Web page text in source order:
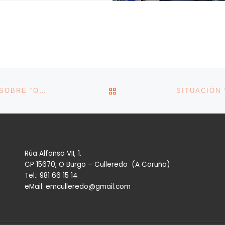
‘AFUNDACIÓN EN CASA’ PROGRAMA UNHA CHARLA SOBRE “OPORTUNIDADES” TRAS A CRISE DO CORONAVIRUS BACK TO POST LIST
Rúa Alfonso VII, 1.
CP 15670, O Burgo – Culleredo (A Coruña)
Tel.: 981 66 15 14
eMail: emculleredo@gmail.com